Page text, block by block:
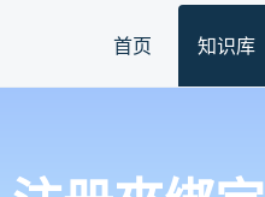
首页 知识库